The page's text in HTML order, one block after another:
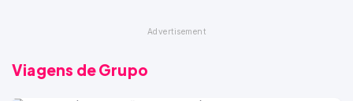
Viagens de Grupo